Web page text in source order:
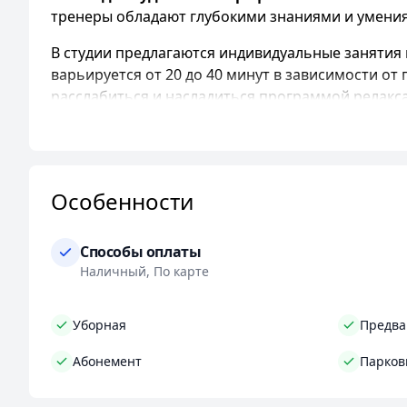
тренеры обладают глубокими знаниями и
В студии предлагаются индивидуальные
варьируется от 20 до 40 минут в зависимости
расслабиться и насладиться программой
усталости и мышечной боли.
Технология ЭМС, применяемая в тренировках,
тренировкам в специальных костюмах,
Студия "Электрофитнес" находится в центре
услуги: наличный и безналичный расчет,
Особенности
Способы оплаты
Наличный, По карте
Уборная
Абонемент